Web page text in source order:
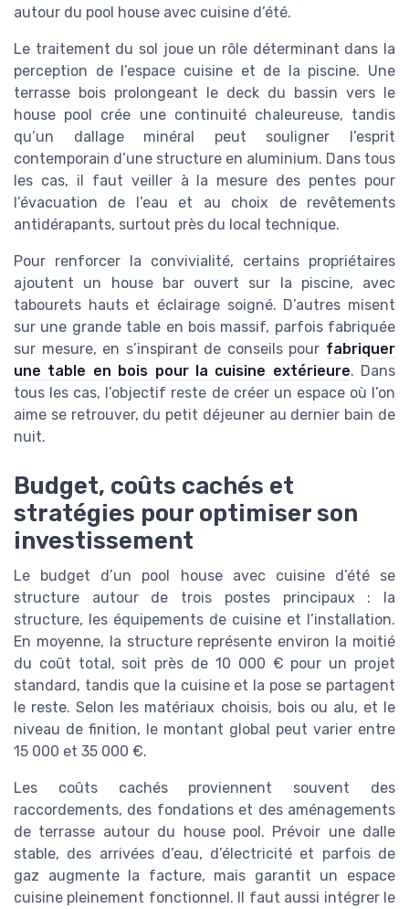
autour du pool house avec cuisine d’été.
Le traitement du sol joue un rôle déterminant dans la
perception de l’espace cuisine et de la piscine. Une
terrasse bois prolongeant le deck du bassin vers le
house pool crée une continuité chaleureuse, tandis
qu’un dallage minéral peut souligner l’esprit
contemporain d’une structure en aluminium. Dans tous
les cas, il faut veiller à la mesure des pentes pour
l’évacuation de l’eau et au choix de revêtements
antidérapants, surtout près du local technique.
Pour renforcer la convivialité, certains propriétaires
ajoutent un house bar ouvert sur la piscine, avec
tabourets hauts et éclairage soigné. D’autres misent
sur une grande table en bois massif, parfois fabriquée
sur mesure, en s’inspirant de conseils pour fabriquer
une table en bois pour la cuisine extérieure. Dans
tous les cas, l’objectif reste de créer un espace où l’on
aime se retrouver, du petit déjeuner au dernier bain de
nuit.
Budget, coûts cachés et
stratégies pour optimiser son
investissement
Le budget d’un pool house avec cuisine d’été se
structure autour de trois postes principaux : la
structure, les équipements de cuisine et l’installation.
En moyenne, la structure représente environ la moitié
du coût total, soit près de 10 000 € pour un projet
standard, tandis que la cuisine et la pose se partagent
le reste. Selon les matériaux choisis, bois ou alu, et le
niveau de finition, le montant global peut varier entre
15 000 et 35 000 €.
Les coûts cachés proviennent souvent des
raccordements, des fondations et des aménagements
de terrasse autour du house pool. Prévoir une dalle
stable, des arrivées d’eau, d’électricité et parfois de
gaz augmente la facture, mais garantit un espace
cuisine pleinement fonctionnel. Il faut aussi intégrer le